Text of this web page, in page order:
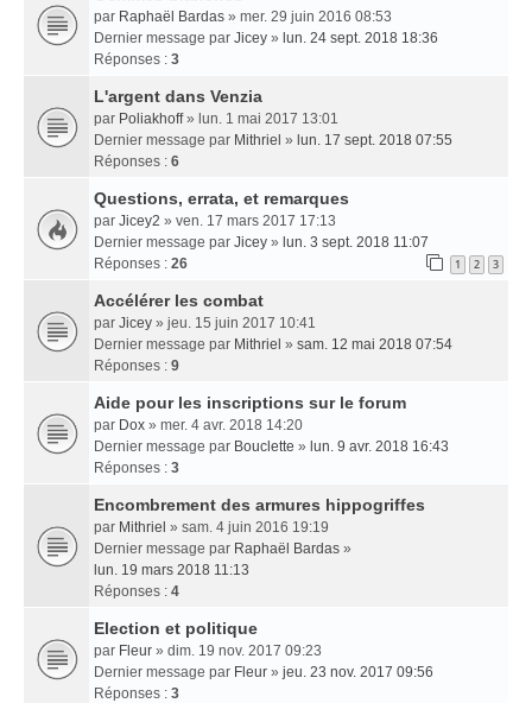
par Raphaël Bardas » mer. 29 juin 2016 08:53
Dernier message par Jicey » lun. 24 sept. 2018 18:36
Réponses : 3
L'argent dans Venzia
par Poliakhoff» lun. 1 mai 2017 13:01
Dernier message par Mithriel » lun. 17 sept. 2018 07:55
Réponses : 6
Questions, errata, et remarques
par Jicey2 » ven. 17 mars 2017 17:13
Dernier message par Jicey » lun. 3 sept. 2018 11:07
Réponses : 26 1 2 3
Accélérer les combat
par Jicey » jeu. 15 juin 2017 10:41
Dernier message par Mithriel » sam. 12 mai 2018 07:54
Réponses : 9
Aide pour les inscriptions sur le forum
par Dox » mer. 4 avr. 2018 14:20
Dernier message par Bouclette » lun. 9 avr. 2018 16:43
Réponses : 3
Encombrement des armures hippogriffes
par Mithriel » sam. 4 juin 2016 19:19
Dernier message par Raphaël Bardas »
lun. 19 mars 2018 11:13
Réponses : 4
Election et politique
par Fleur » dim. 19 nov. 2017 09:23
Dernier message par Fleur » jeu. 23 nov. 2017 09:56
Réponses : 3